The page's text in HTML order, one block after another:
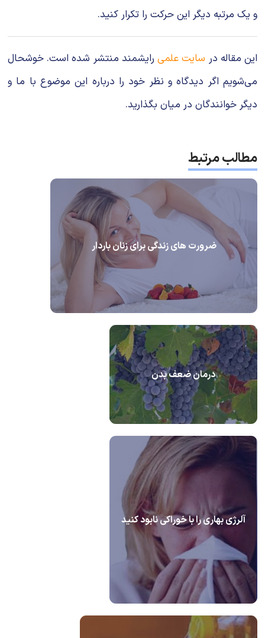
و یک مرتبه دیگر این حرکت را تکرار کنید.
این مقاله در سایت علمیرایشمند منتشر شده است. خوشحال
می‌شویم اگر دیدگاه و نظر خود را درباره این موضوع با ما و
دیگر خوانندگان در میان بگذارید.
مطالب مرتبط
ضرورت های زندگی برای زنان باردار
درمان ضعف بدن
آلرژی بهاری را با خوراکی نابود کنید